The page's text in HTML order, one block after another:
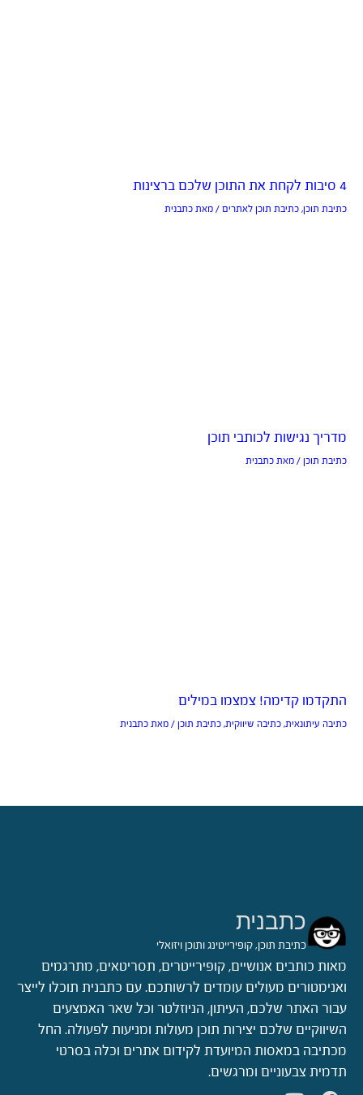
4 סיבות לקחת את התוכן שלכם ברצינות
כתיבת תוכן, כתיבת תוכן לאתרים / מאת כתבנית
מדריך נגישות לכותבי תוכן
כתיבת תוכן / מאת כתבנית
התקדמו קדימה! צמצמו במילים
כתיבה עיתונאית, כתיבה שיווקית, כתיבת תוכן / מאת כתבנית
כתבנית
כתיבת תוכן, קופירייטינג ותוכן ויזואלי
מאות כותבים אנושיים, קופירייטרים, תסריטאים, מתרגמים
ואנימטורים מעולים עומדים לרשותכם. עם כתבנית תוכלו לייצר
עבור האתר שלכם, העיתון, הניוזלטר וכל שאר האמצעים
השיווקיים שלכם יצירות תוכן מעולות ומניעות לפעולה. החל
מכתיבה במאסות המיועדת לקידום אתרים וכלה בסרטי
תדמית צבעוניים ומרגשים.